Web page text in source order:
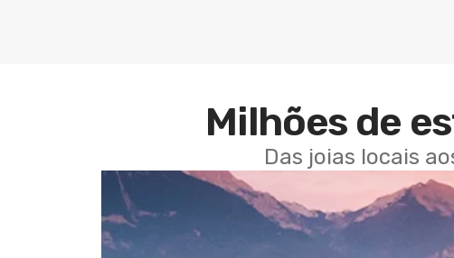
Milhões de
Das joias locais